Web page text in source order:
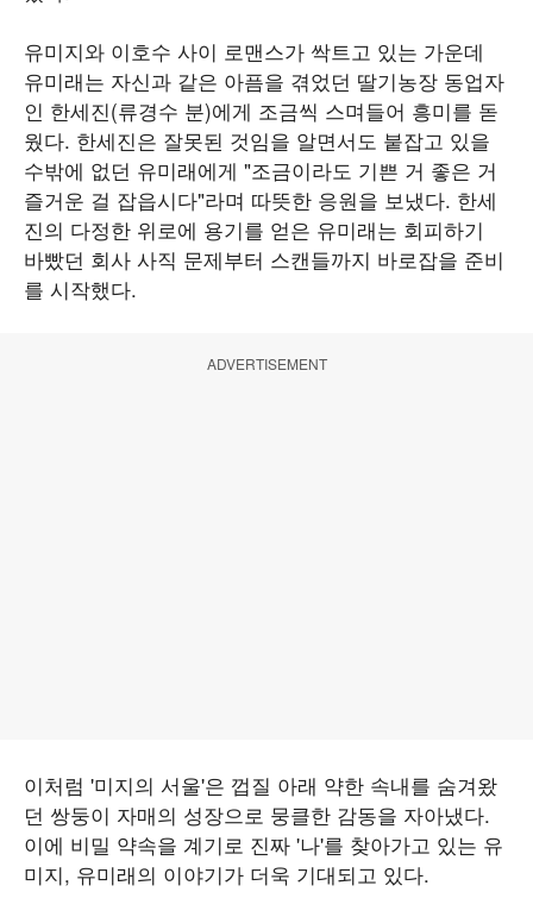
유미지와 이호수 사이 로맨스가 싹트고 있는 가운데
유미래는 자신과 같은 아픔을 겪었던 딸기농장 동업자
인 한세진(류경수 분)에게 조금씩 스며들어 흥미를 돋
웠다. 한세진은 잘못된 것임을 알면서도 붙잡고 있을
수밖에 없던 유미래에게 "조금이라도 기쁜 거 좋은 거
즐거운 걸 잡읍시다"라며 따뜻한 응원을 보냈다. 한세
진의 다정한 위로에 용기를 얻은 유미래는 회피하기
바빴던 회사 사직 문제부터 스캔들까지 바로잡을 준비
를 시작했다.
ADVERTISEMENT
이처럼 '미지의 서울'은 껍질 아래 약한 속내를 숨겨왔
던 쌍둥이 자매의 성장으로 뭉클한 감동을 자아냈다.
이에 비밀 약속을 계기로 진짜 '나'를 찾아가고 있는 유
미지, 유미래의 이야기가 더욱 기대되고 있다.